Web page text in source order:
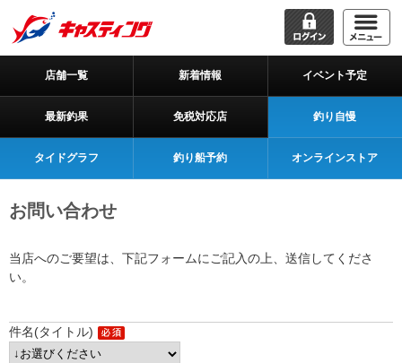
店舗一覧 新着情報 イベント予定
最新釣果 免税対応店 釣り自慢
タイドグラフ 釣り船予約 オンラインストア
お問い合わせ
当店へのご要望は、下記フォームにご記入の上、送信してくださ
い。
件名(タイトル)